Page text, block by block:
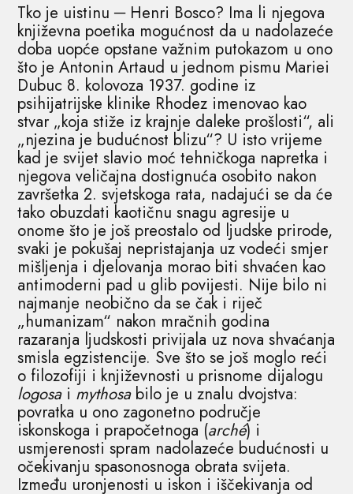
Tko je uistinu ─ Henri Bosco? Ima li njegova
književna poetika mogućnost da u nadolazeće
doba uopće opstane važnim putokazom u ono
što je Antonin Artaud u jednom pismu Mariei
Dubuc 8. kolovoza 1937. godine iz
psihijatrijske klinike Rhodez imenovao kao
stvar „koja stiže iz krajnje daleke prošlosti“, ali
„njezina je budućnost blizu“? U isto vrijeme
kad je svijet slavio moć tehničkoga napretka i
njegova veličajna dostignuća osobito nakon
završetka 2. svjetskoga rata, nadajući se da će
tako obuzdati kaotičnu snagu agresije u
onome što je još preostalo od ljudske prirode,
svaki je pokušaj nepristajanja uz vodeći smjer
mišljenja i djelovanja morao biti shvaćen kao
antimoderni pad u glib povijesti. Nije bilo ni
najmanje neobično da se čak i riječ
„humanizam“ nakon mračnih godina
razaranja ljudskosti privijala uz nova shvaćanja
smisla egzistencije. Sve što se još moglo reći
o filozofiji i književnosti u prisnome dijalogu
logosai mythosabilo je u znalu dvojstva:
povratka u ono zagonetno područje
iskonskoga i prapočetnoga (arché) i
usmjerenosti spram nadolazeće budućnosti u
očekivanju spasonosnoga obrata svijeta.
Između uronjenosti u iskon i iščekivanja od